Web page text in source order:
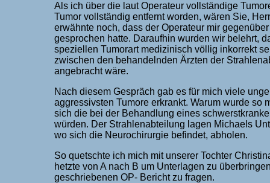
Als ich über die laut Operateur vollständige
Tumor vollständig entfernt worden, wären Sie,
erwähnte noch, dass der Operateur mir
gesprochen hatte. Daraufhin wurden wir belehrt,
speziellen Tumorart medizinisch völlig inkorrekt
zwischen den behandelnden Ärzten der
angebracht wäre.
Nach diesem Gespräch gab es für mich viele
aggressivsten Tumore erkrankt. Warum wurde so
sich die bei der Behandlung eines
würden. Der Strahlenabteilung lagen Michaels
wo sich die Neurochirurgie befindet, abholen.
So quetschte ich mich mit unserer Tochter
hetzte von A nach B um Unterlagen zu
geschriebenen OP- Bericht zu fragen.